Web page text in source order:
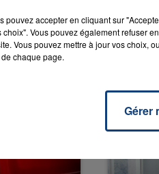
pouvez accepter en cliquant sur
choix". Vous pouvez également refuser
Vous pouvez mettre à jour vos choix,
chaque page.
Gérer